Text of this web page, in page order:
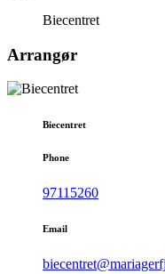
Biecentret
Arrangør
Biecentret
Phone
97115260
Email